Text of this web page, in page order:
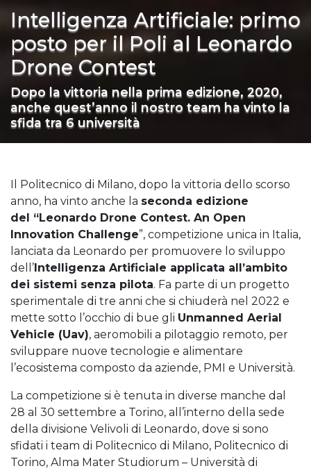
Intelligenza Artificiale: primo
posto per il Poli al Leonardo
Drone Contest
Dopo la vittoria nella prima edizione, 2020,
anche quest’anno il nostro team ha vinto la
sfida tra 6 università
Il Politecnico di Milano, dopo la vittoria dello scorso
anno, ha vinto anche la seconda edizione
del “Leonardo Drone Contest. An Open
Innovation Challenge”, competizione unica in Italia,
lanciata da Leonardo per promuovere lo sviluppo
dell’Intelligenza Artificiale applicata all’ambito
dei sistemi senza pilota. Fa parte di un progetto
sperimentale di tre anni che si chiuderà nel 2022 e
mette sotto l’occhio di bue gli Unmanned Aerial
Vehicle (Uav), aeromobili a pilotaggio remoto, per
sviluppare nuove tecnologie e alimentare
l’ecosistema composto da aziende, PMI e Università.
La competizione si è tenuta in diverse manche dal
28 al 30 settembre a Torino, all’interno della sede
della divisione Velivoli di Leonardo, dove si sono
sfidati i team di Politecnico di Milano, Politecnico di
Torino, Alma Mater Studiorum – Università di